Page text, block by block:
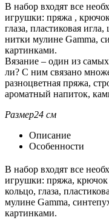
В набор входят все
игрушки: пряжа ,
глаза, пластиковая
нитки мулине Gamma,
картинками.
Вязание – один из
ли? С ним связано
разноцветная пряжа,
ароматный напиток,
Размер24 см
Описание
Особенности
В набор входят все
игрушки: пряжа, крючок
кольцо, глаза,
мулине Gamma,
картинками.